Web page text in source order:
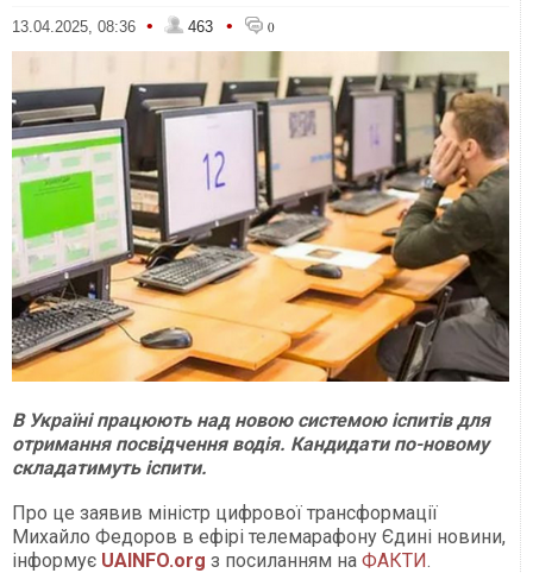
13.04.2025, 08:36 • 463 • 0
В Україні працюють над новою системою іспитів для
отримання посвідчення водія. Кандидати по-новому
складатимуть іспити.
Про це заявив міністр цифрової трансформації
Михайло Федоров в ефірі телемарафону Єдині новини,
інформує UAINFO.org з посиланням на ФАКТИ.